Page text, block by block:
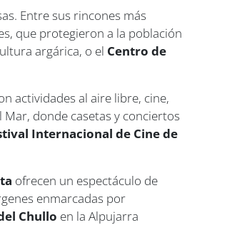
Entre sus rincones más
que protegieron a la población
argárica, o el Centro de
actividades al aire libre, cine,
Mar, donde casetas y conciertos
Internacional de Cine de
ofrecen un espectáculo de
enmarcadas por
Chullo en la Alpujarra